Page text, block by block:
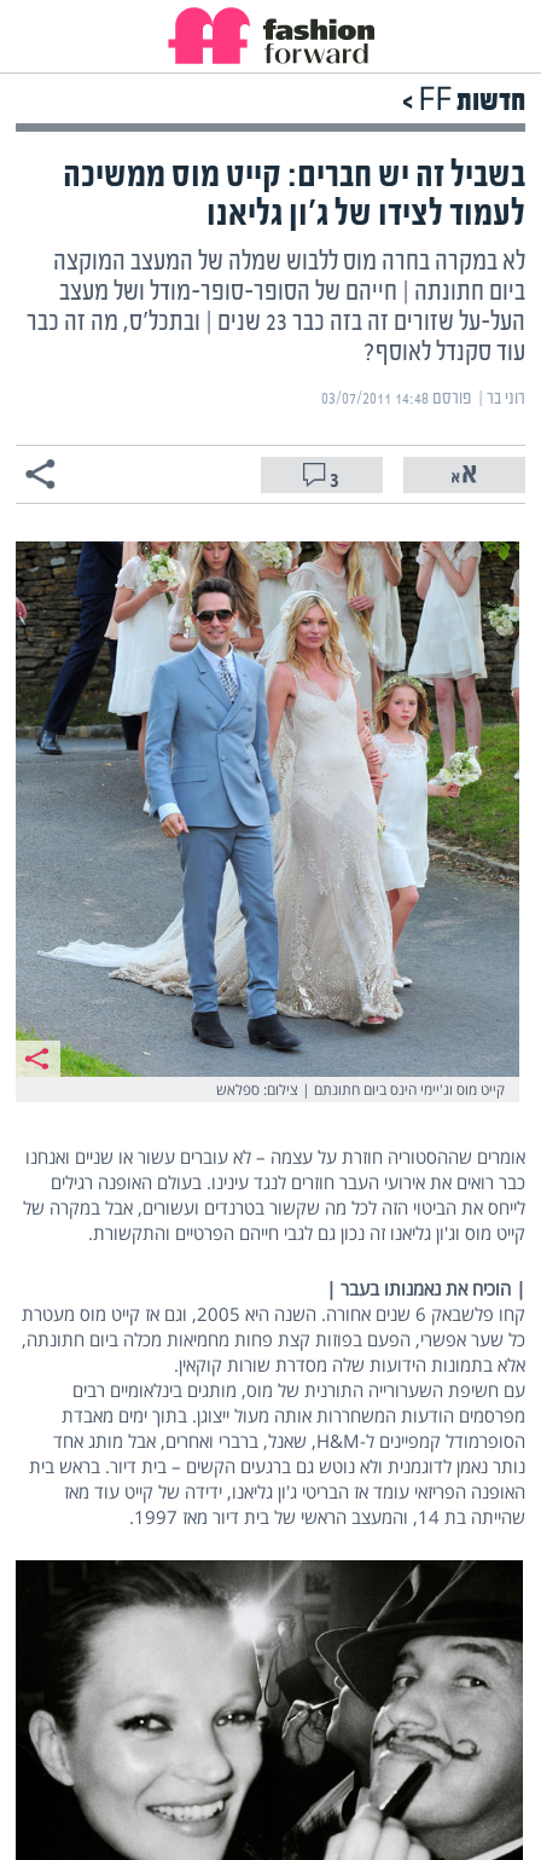
חדשות FF >
בשביל זה יש חברים: קייט מוס ממשיכה
לעמוד לצידו של ג'ון גליאנו
לא במקרה בחרה מוס ללבוש שמלה של המעצב המוקצה
ביום חתונתה | חייהם של הסופר-סופר-מודל ושל מעצב
העל-על שזורים זה בזה כבר 23 שנים | ובתכל'ס, מה זה כבר
עוד סקנדל לאוסף?
רוני בר | ‏פורסם ‎03/07/2011 14:48
3
קייט מוס וג'יימי הינס ביום חתונתם | צילום: ספלאש
אומרים שההסטוריה חוזרת על עצמה – לא עוברים עשור או שניים ואנחנו
כבר רואים את אירועי העבר חוזרים לנגד עינינו. בעולם האופנה רגילים
לייחס את הביטוי הזה לכל מה שקשור בטרנדים ועשורים, אבל במקרה של
קייט מוס וג'ון גליאנו זה נכון גם לגבי חייהם הפרטיים והתקשורת.
| הוכיח את נאמנותו בעבר |
קחו פלשבאק 6 שנים אחורה. השנה היא 2005, וגם אז קייט מוס מעטרת
כל שער אפשרי, הפעם בפוזות קצת פחות מחמיאות מכלה ביום חתונתה,
אלא בתמונות הידועות שלה מסדרת שורות קוקאין.
עם חשיפת השערורייה התורנית של מוס, מותגים בינלאומיים רבים
מפרסמים הודעות המשחררות אותה מעול ייצוגן. בתוך ימים מאבדת
הסופרמודל קמפיינים ל-H&M, שאנל, ברברי ואחרים, אבל מותג אחד
נותר נאמן לדוגמנית ולא נוטש גם ברגעים הקשים – בית דיור. בראש בית
האופנה הפריזאי עומד אז הבריטי ג'ון גליאנו, ידידה של קייט עוד מאז
שהייתה בת 14, והמעצב הראשי של בית דיור מאז 1997.